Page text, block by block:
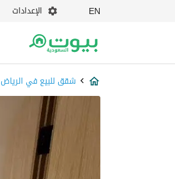
EN الإعدادات
شقق للبيع في الرياض